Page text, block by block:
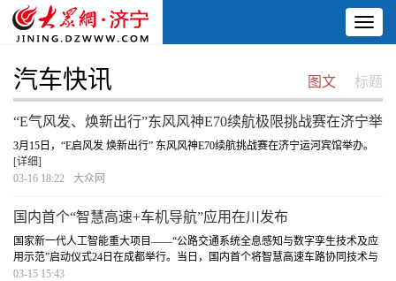
汽车快讯 标题
图文
“E气风发、焕新出行”东风风神E70续航极限挑战赛在济宁举
办
3月15日，“E启风发 焕新出行” 东风风神E70续航挑战赛在济宁运河宾馆举办。
[详细]
03-16 18:22
大众网
国内首个“智慧高速+车机导航”应用在川发布
国家新一代人工智能重大项目——“公路交通系统全息感知与数字孪生技术及应
用示范”启动仪式24日在成都举行。当日，国内首个将智慧高速车路协同技术与
车机导航融合的应用正式发布，可让普通车辆更加智能，未来将向全国公路推
03-15 15:43